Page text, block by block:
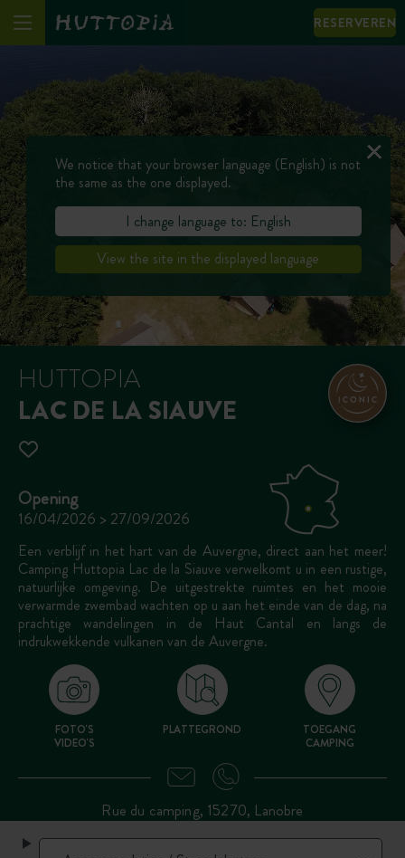
RESERVEREN
HUTTOPIA
LAC DE LA SIAUVE
Opening
16/04/2026 > 27/09/2026
Een verblijf in het hart van de Auvergne, direct aan het meer!
Camping Huttopia Lac de la Siauve verwelkomt u in een rustige,
natuurlijke omgeving. De uitgestrekte ruimtes en het mooie
verwarmde zwembad wachten op u aan het einde van de dag, na
prachtige wandelingen in de Haut Cantal en langs de
indrukwekkende vulkanen van de Auvergne.
FOTO'S
VIDEO'S
PLATTEGROND
TOEGANG
CAMPING
Rue du camping, 15270, Lanobre
We notice that your browser language (English) is not
the same as the one displayed.
I change language to: English
View the site in the displayed language